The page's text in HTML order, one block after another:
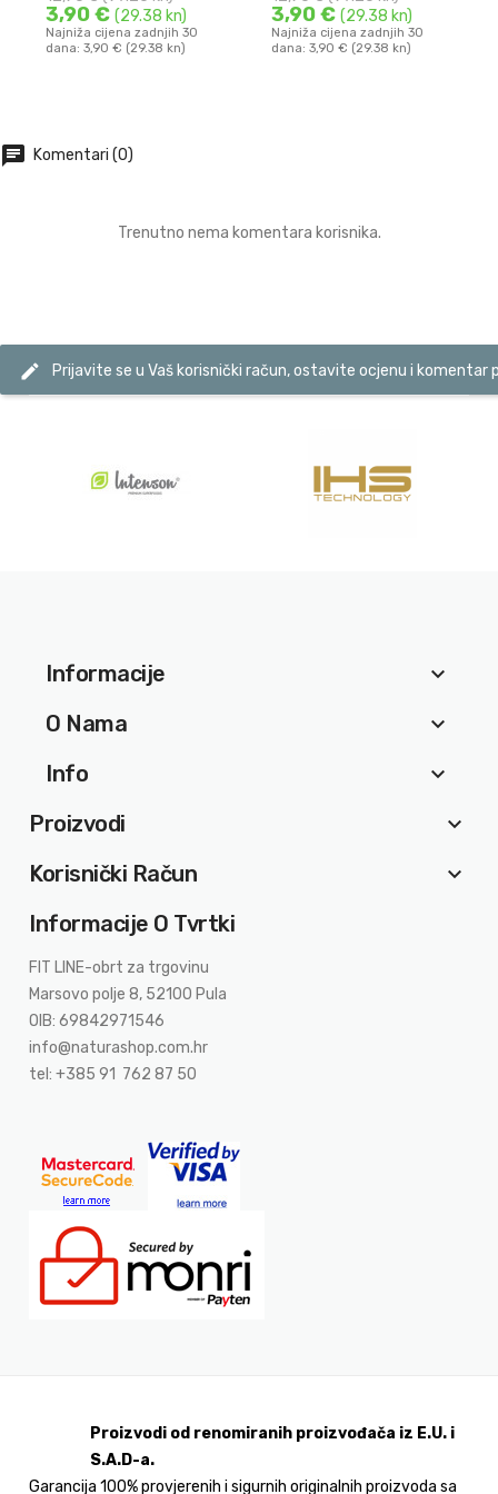
3,90 €(29.38 kn)
Najniža cijena zadnjih 30
dana: 3,90 € (29.38 kn)
3,90 €(29.38 kn)
Najniža cijena zadnjih 30
dana: 3,90 € (29.38 kn)
chat Komentari (0)
Trenutno nema komentara korisnika.
edit Prijavite se u Vaš korisnički račun, ostavite ocjenu i komentar
Informacije
keyboard_arrow_down
O Nama
keyboard_arrow_down
Info
keyboard_arrow_down
Proizvodi
keyboard_arrow_down
Korisnički Račun
keyboard_arrow_down
Informacije O Tvrtki
FIT LINE-obrt za trgovinu
Marsovo polje 8, 52100 Pula
OIB: 69842971546
info@naturashop.com.hr
tel: +385 91 762 87 50
Proizvodi od renomiranih proizvođača iz E.U. i
S.A.D-a.
Garancija 100% provjerenih i sigurnih originalnih proizvoda sa